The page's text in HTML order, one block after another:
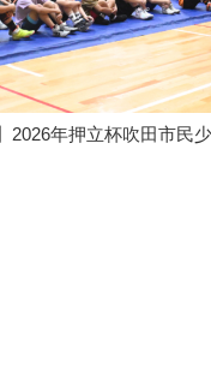
2026年押立杯吹田市民